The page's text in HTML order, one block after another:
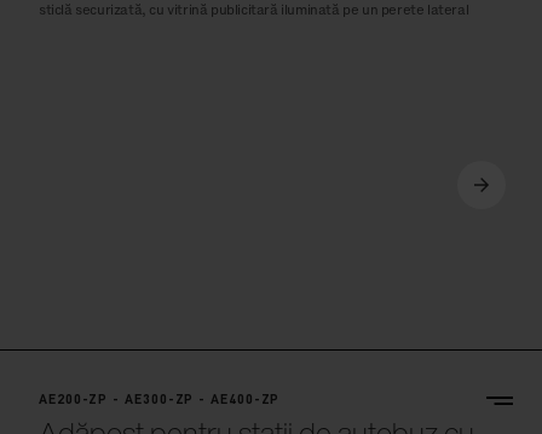
Adăpost pentru stații de autobuz cu